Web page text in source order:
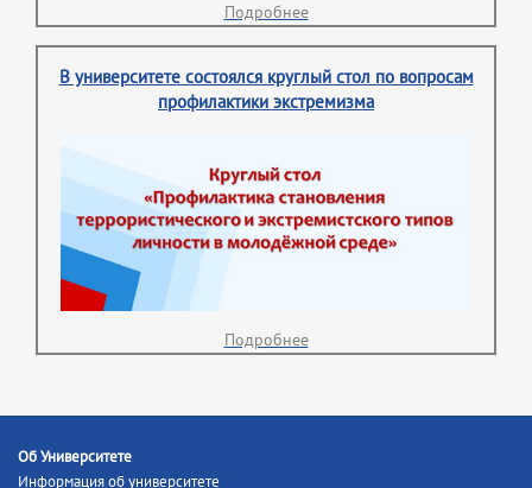
Подробнее
В университете состоялся круглый стол по вопросам
профилактики экстремизма
Подробнее
Об Университете
Информация об университете